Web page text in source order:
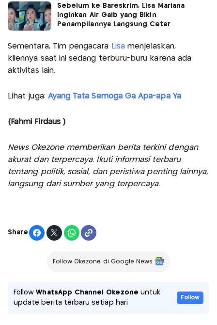
Sebelum ke Bareskrim, Lisa Mariana
Inginkan Air Gaib yang Bikin
Penampilannya Langsung Cetar
Sementara, Tim pengacara Lisa menjelaskan,
kliennya saat ini sedang terburu-buru karena ada
aktivitas lain.
Lihat juga: Ayang Tata Semoga Ga Apa-apa Ya
(Fahmi Firdaus )
News Okezone memberikan berita terkini dengan
akurat dan terpercaya. Ikuti informasi terbaru
tentang politik, sosial, dan peristiwa penting lainnya,
langsung dari sumber yang terpercaya.
Share
Follow Okezone di Google News
FollowWhatsApp Channel Okezone untuk
update berita terbaru setiap hari
Follow